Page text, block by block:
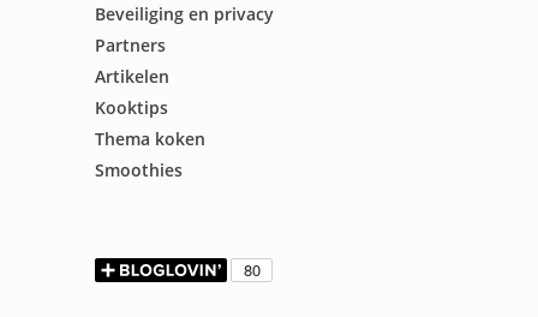
Beveiliging en privacy
Partners
Artikelen
Kooktips
Thema koken
Smoothies